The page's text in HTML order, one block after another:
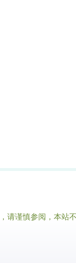
谨慎参阅，本站